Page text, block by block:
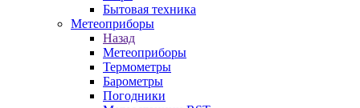
Бытовая техника
Метеоприборы
Назад
Метеоприборы
Термометры
Барометры
Погодники